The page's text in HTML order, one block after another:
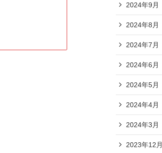
2024年9月
2024年8月
2024年7月
2024年6月
2024年5月
2024年4月
2024年3月
2023年12月